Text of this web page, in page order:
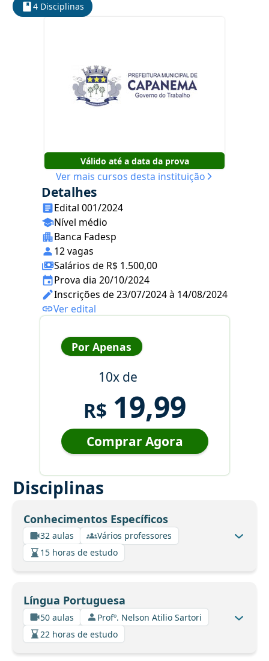
4 Disciplinas
Válido até a data da prova
Ver mais cursos desta instituição
Detalhes
Edital 001/2024
Nível médio
Banca Fadesp
12 vagas
Salários de R$ 1.500,00
Prova dia 20/10/2024
Inscrições de 23/07/2024 à 14/08/2024
Ver edital
Por Apenas
10x de
R$ 19,99
Comprar Agora
Disciplinas
Conhecimentos Específicos
32 aulas
Vários professores
15 horas de estudo
Língua Portuguesa
50 aulas
Profº. Nelson Atilio Sartori
22 horas de estudo